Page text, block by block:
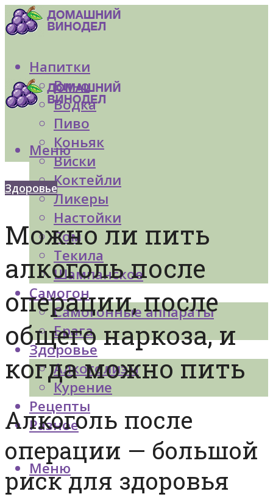
Напитки
Вино
Водка
Пиво
Коньяк
Виски
Коктейли
Ликеры
Настойки
Ром
Текила
Шампанское
Самогон
Самогонные аппараты
Брага
Здоровье
Алкоголизм
Курение
Рецепты
Разное
Меню
Меню
Здоровье
Можно ли пить
алкоголь после
операции, после
общего наркоза, и
когда можно пить
Алкоголь после
операции — большой
риск для здоровья